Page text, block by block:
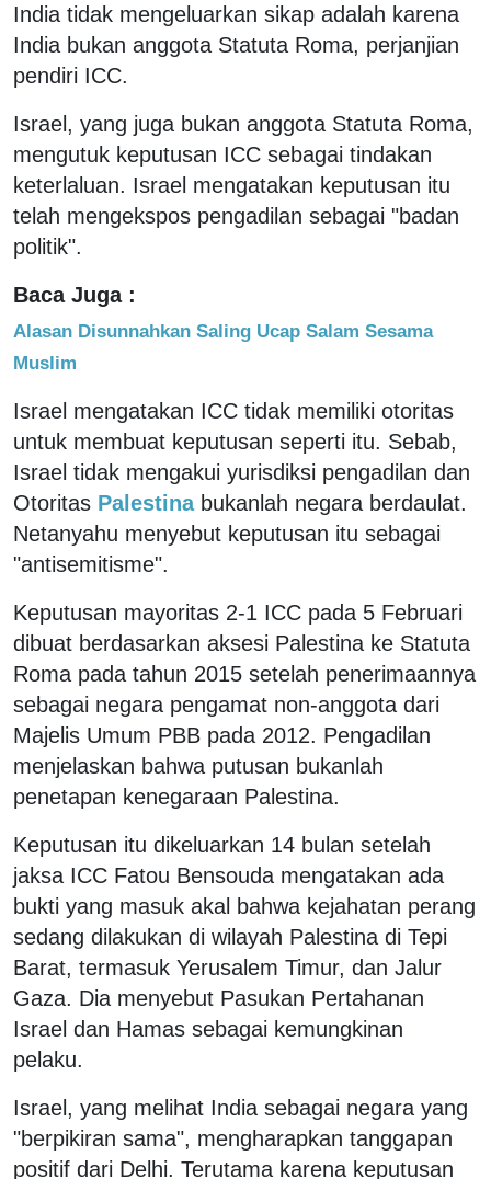
India tidak mengeluarkan sikap adalah karena
India bukan anggota Statuta Roma, perjanjian
pendiri ICC.
Israel, yang juga bukan anggota Statuta Roma,
mengutuk keputusan ICC sebagai tindakan
keterlaluan. Israel mengatakan keputusan itu
telah mengekspos pengadilan sebagai "badan
politik".
Baca Juga :
Alasan Disunnahkan Saling Ucap Salam Sesama
Muslim
Israel mengatakan ICC tidak memiliki otoritas
untuk membuat keputusan seperti itu. Sebab,
Israel tidak mengakui yurisdiksi pengadilan dan
Otoritas Palestina bukanlah negara berdaulat.
Netanyahu menyebut keputusan itu sebagai
"antisemitisme".
Keputusan mayoritas 2-1 ICC pada 5 Februari
dibuat berdasarkan aksesi Palestina ke Statuta
Roma pada tahun 2015 setelah penerimaannya
sebagai negara pengamat non-anggota dari
Majelis Umum PBB pada 2012. Pengadilan
menjelaskan bahwa putusan bukanlah
penetapan kenegaraan Palestina.
Keputusan itu dikeluarkan 14 bulan setelah
jaksa ICC Fatou Bensouda mengatakan ada
bukti yang masuk akal bahwa kejahatan perang
sedang dilakukan di wilayah Palestina di Tepi
Barat, termasuk Yerusalem Timur, dan Jalur
Gaza. Dia menyebut Pasukan Pertahanan
Israel dan Hamas sebagai kemungkinan
pelaku.
Israel, yang melihat India sebagai negara yang
"berpikiran sama", mengharapkan tanggapan
positif dari Delhi. Terutama karena keputusan